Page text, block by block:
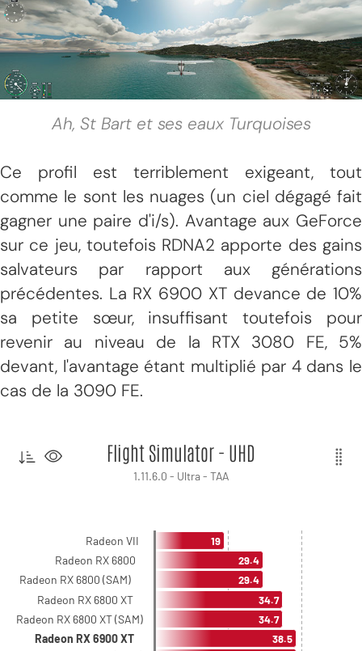
Ah, St Bart et ses eaux Turquoises
Ce profil est terriblement exigeant, tout
comme le sont les nuages (un ciel dégagé fait
gagner une paire d'i/s). Avantage aux GeForce
sur ce jeu, toutefois RDNA2 apporte des gains
salvateurs par rapport aux générations
précédentes. La RX 6900 XT devance de 10%
sa petite sœur, insuffisant toutefois pour
revenir au niveau de la RTX 3080 FE, 5%
devant, l'avantage étant multiplié par 4 dans le
cas de la 3090 FE.